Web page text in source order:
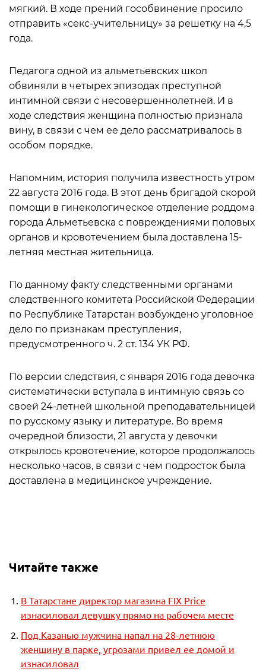
мягкий. В ходе прений гособвинение просило
отправить «секс-учительницу» за решетку на 4,5
года.
Педагога одной из альметьевских школ
обвиняли в четырех эпизодах преступной
интимной связи с несовершеннолетней. И в
ходе следствия женщина полностью признала
вину, в связи с чем ее дело рассматривалось в
особом порядке.
Напомним, история получила известность утром
22 августа 2016 года. В этот день бригадой скорой
помощи в гинекологическое отделение роддома
города Альметьевска с повреждениями половых
органов и кровотечением была доставлена 15-
летняя местная жительница.
По данному факту следственными органами
следственного комитета Российской Федерации
по Республике Татарстан возбуждено уголовное
дело по признакам преступления,
предусмотренного ч. 2 ст. 134 УК РФ.
По версии следствия, с января 2016 года девочка
систематически вступала в интимную связь со
своей 24-летней школьной преподавательницей
по русскому языку и литературе. Во время
очередной близости, 21 августа у девочки
открылось кровотечение, которое продолжалось
несколько часов, в связи с чем подросток была
доставлена в медицинское учреждение.
Читайте также
В Татарстане директор магазина FIX Price
изнасиловал девушку прямо на рабочем месте
Под Казанью мужчина напал на 28-летнюю
женщину в парке, угрозами привел ее домой и
изнасиловал